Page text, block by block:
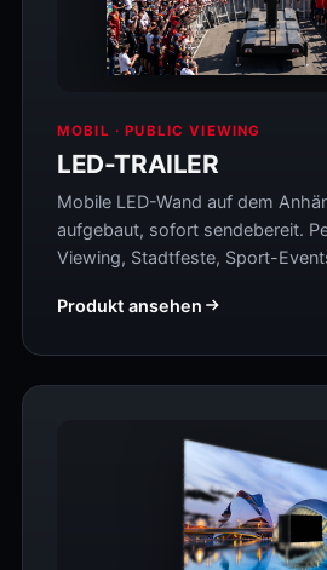
MOBIL · PUBLIC VIEWING
LED-TRAILER
Mobile LED-Wand auf dem
aufgebaut, sofort sendebereit.
Viewing, Stadtfeste, Sport-
Produkt ansehen